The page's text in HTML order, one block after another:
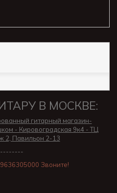
В МОСКВЕ:
гитарный магазин-
- Кировоградская 9к4 - ТЦ
2, Павильон 2-13
Звоните!